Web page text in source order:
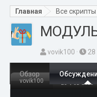
Главная Все скрипты
МОДУЛЬ
А
в
т
о
vovik100
Д
а
т
а
Обзор
vovik100 28 Фев 2026